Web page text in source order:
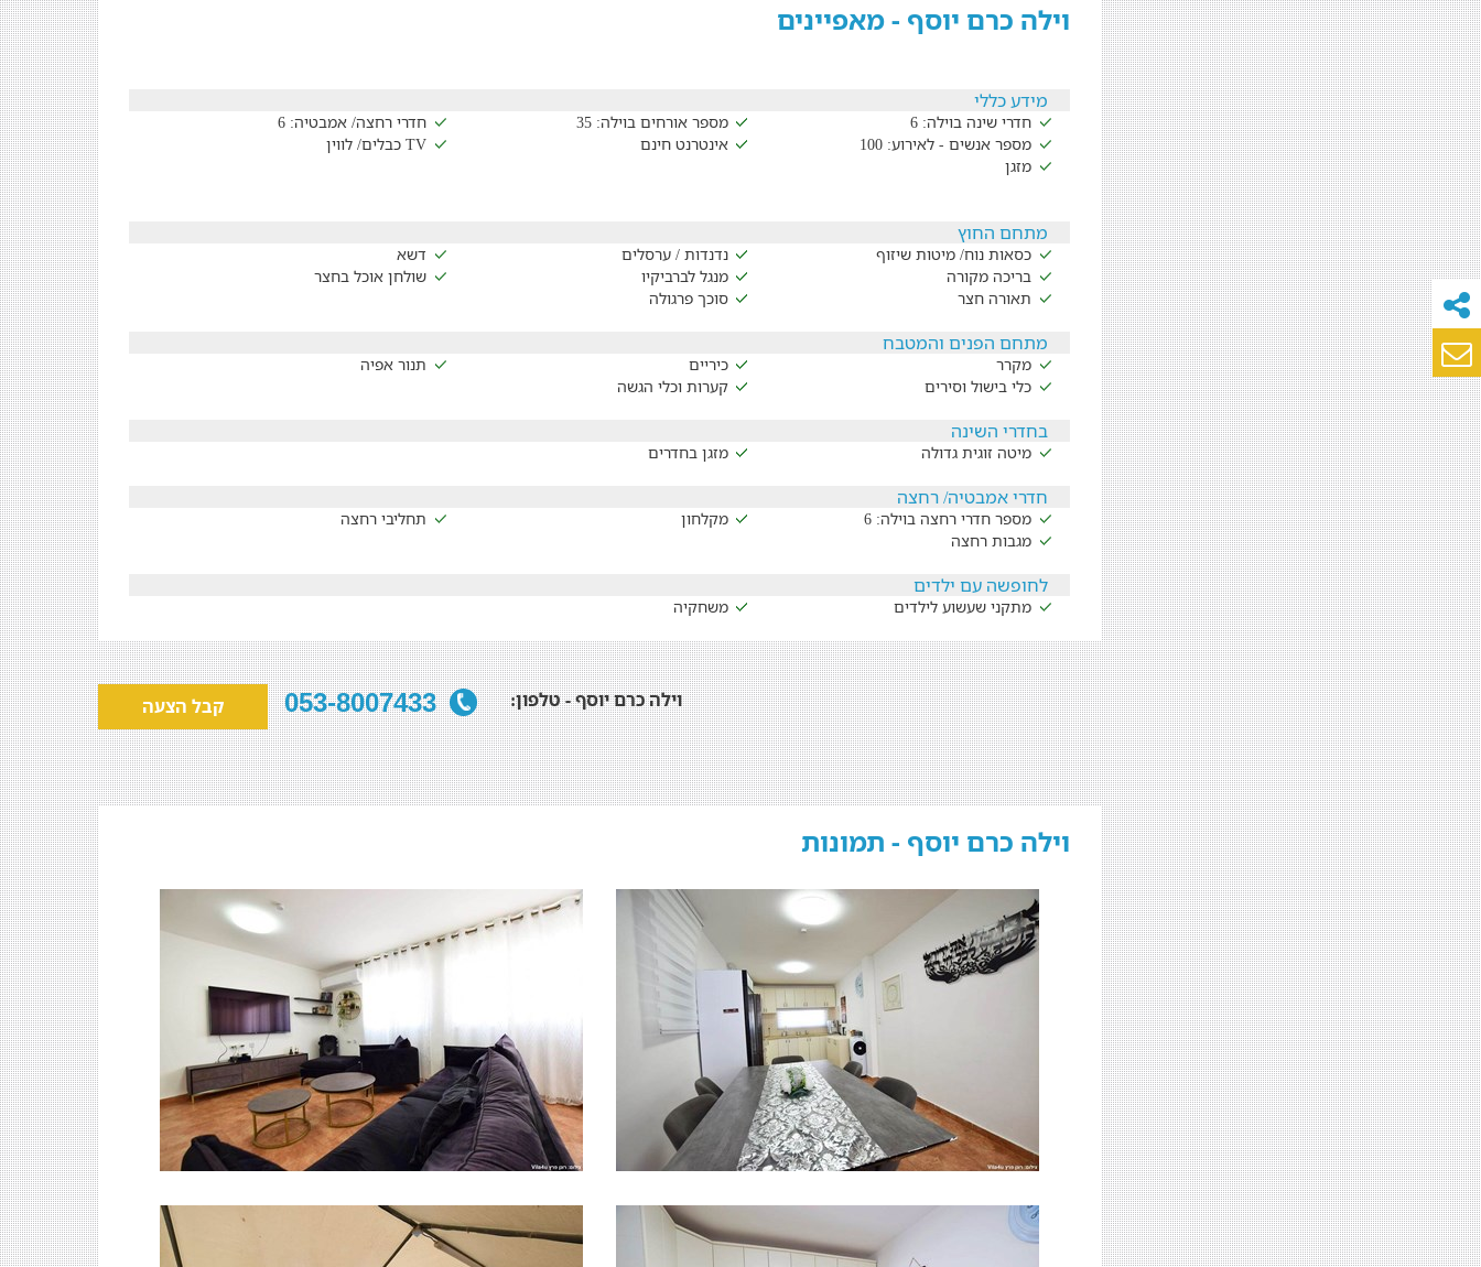
וילה כרם יוסף - מאפיינים
מידע כללי
חדרי שינה בוילה: 6 מספר אורחים בוילה: 35
חדרי רחצה/ אמבטיה: 6
מספר אנשים - לאירוע: 100
אינטרנט חינם
TV כבלים/ לווין
מזגן
מתחם החוץ
כסאות נוח/ מיטות שיזוף נדנדות / ערסלים
דשא
בריכה מקורה
מנגל לברביקיו
שולחן אוכל בחצר
תאורה חצר
סוכך פרגולה
מתחם הפנים והמטבח
מקרר כיריים
תנור אפיה
כלי בישול וסירים
קערות וכלי הגשה
בחדרי השינה
מיטה זוגית גדולה מזגן בחדרים
חדרי אמבטיה/ רחצה
מספר חדרי רחצה בוילה: 6 מקלחון
תחליבי רחצה
מגבות רחצה
לחופשה עם ילדים
מתקני שעשוע לילדים משחקיה
קבל הצעה 053-8007433 וילה כרם יוסף - טלפון:
וילה כרם יוסף - תמונות